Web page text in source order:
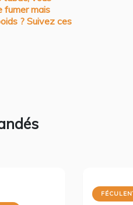
fumer mais
? Suivez ces